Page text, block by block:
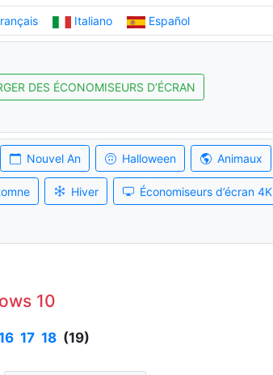
Italiano Español
DES ÉCONOMISEURS D’ÉCRAN
Nouvel An Halloween Animaux
Hiver Économiseurs d’écran 4K
10
17 18 (19)